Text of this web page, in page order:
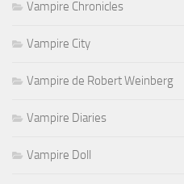
Vampire Chronicles
Vampire City
Vampire de Robert Weinberg
Vampire Diaries
Vampire Doll